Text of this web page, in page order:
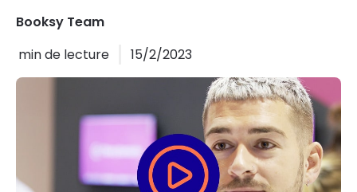
Booksy Team
min de lecture
15/2/2023